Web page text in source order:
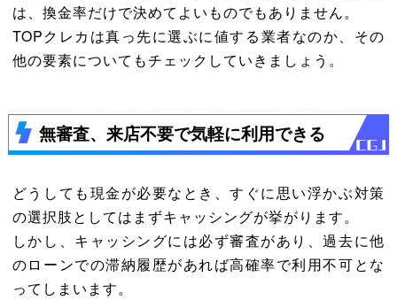
は、換金率だけで決めてよいものでもありません。
TOPクレカは真っ先に選ぶに値する業者なのか、その
他の要素についてもチェックしていきましょう。
無審査、来店不要で気軽に利用できる
どうしても現金が必要なとき、すぐに思い浮かぶ対策
の選択肢としてはまずキャッシングが挙がります。
しかし、キャッシングには必ず審査があり、過去に他
のローンでの滞納履歴があれば高確率で利用不可とな
ってしまいます。